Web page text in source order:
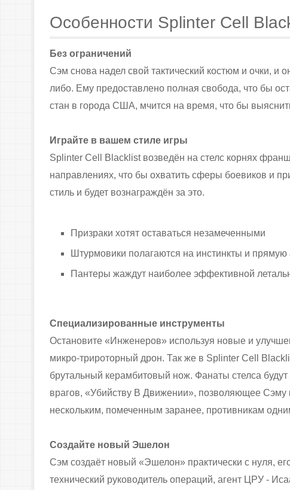
Особенности Splinter Cell
Без ограничений
Сэм снова надел свой тактический костюм и очки,
либо. Ему предоставлено полная свобода, что бы
стан в города США, мчится на время, что бы выяснить
Играйте в вашем стиле игры
Splinter Cell Blacklist возведён на стелс корнях
направлениях, что бы охватить сферы боевиков и
стиль и будет вознаграждён за это.
Призраки хотят оставаться незамеченными
Штурмовики полагаются на инстинкты и прямую
Пантеры жаждут наиболее эффективной
Специализированные инструменты
Остановите «Инженеров» используя новые и
микро-трироторный дрон. Так же в Splinter Cell
брутальный керамбитовый нож. Фанаты стелса
врагов, «Убийству В Движении», позволяющее Сэму
нескольким, помеченным заранее, противникам
Создайте новый Эшелон
Сэм создаёт новый «Эшелон» практически с нуля,
технический руководитель операций, агент ЦРУ -